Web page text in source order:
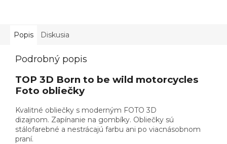
Popis Diskusia
Podrobný popis
TOP 3D Born to be wild motorcycles
Foto obliečky
Kvalitné obliečky s moderným FOTO 3D
dizajnom. Zapínanie na gombíky. Obliečky sú
stálofarebné a nestrácajú farbu ani po viacnásobnom
praní.